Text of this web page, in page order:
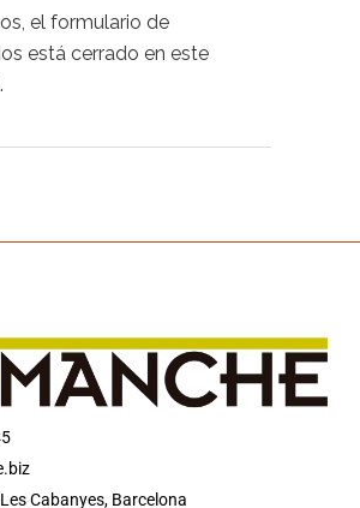
el formulario de
está cerrado en este
Cabanyes, Barcelona